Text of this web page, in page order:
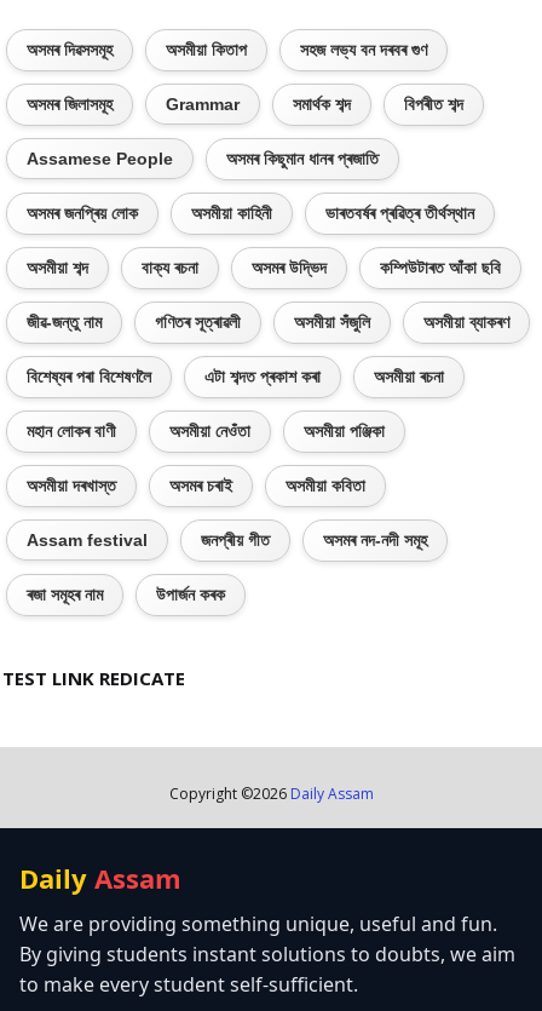
অসমৰ দিৱসসমূহ অসমীয়া কিতাপ সহজ লভ্য বন দৰবৰ গুণ
অসমৰ জিলাসমূহ Grammar সমাৰ্থক শব্দ বিপৰীত শব্দ
Assamese People অসমৰ কিছুমান ধানৰ প্ৰজাতি
অসমৰ জনপ্ৰিয় লোক অসমীয়া কাহিনী ভাৰতবৰ্ষৰ প্ৰৱিত্ৰ তীৰ্থস্থান
অসমীয়া শব্দ বাক্য ৰচনা অসমৰ উদ্ভিদ কম্পিউটাৰত আঁকা ছবি
জীৱ-জন্তু নাম গণিতৰ সূত্ৰাৱলী অসমীয়া সঁজুলি অসমীয়া ব্যাকৰণ
বিশেষ্যৰ পৰা বিশেষণলৈ এটা শব্দত প্ৰকাশ কৰা অসমীয়া ৰচনা
মহান লোকৰ বাণী অসমীয়া নেওঁতা অসমীয়া পঞ্জিকা
অসমীয়া দৰখাস্ত অসমৰ চৰাই অসমীয়া কবিতা
Assam festival জনপ্ৰীয় গীত অসমৰ নদ-নদী সমূহ
ৰজা সমূহৰ নাম উপাৰ্জন কৰক
TEST LINK REDICATE
Copyright ©2026 Daily Assam
Daily Assam
We are providing something unique, useful and fun.
By giving students instant solutions to doubts, we aim
to make every student self-sufficient.